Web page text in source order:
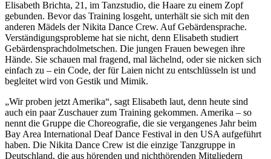
Elisabeth Brichta, 21, im Tanzstudio, die Haare zu einem Zopf
gebunden. Bevor das Training losgeht, unterhält sie sich mit den
anderen Mädels der Nikita Dance Crew. Auf Gebärdensprache.
Verständigungsprobleme hat sie nicht, denn Elisabeth studiert
Gebärdensprachdolmetschen. Die jungen Frauen bewegen ihre
Hände. Sie schauen mal fragend, mal lächelnd, oder sie nicken sich
einfach zu – ein Code, der für Laien nicht zu entschlüsseln ist und
begleitet wird von Gestik und Mimik.
„Wir proben jetzt Amerika“, sagt Elisabeth laut, denn heute sind
auch ein paar Zuschauer zum Training gekommen. Amerika – so
nennt die Gruppe die Choreografie, die sie vergangenes Jahr beim
Bay Area International Deaf Dance Festival in den USA aufgeführt
haben. Die Nikita Dance Crew ist die einzige Tanzgruppe in
Deutschland, die aus hörenden und nichthörenden Mitgliedern